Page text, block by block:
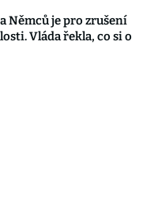
Němců je pro zrušení
Vláda řekla, co si o